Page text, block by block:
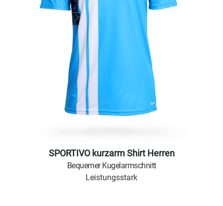
SPORTIVO kurzarm Shirt Herren
Bequemer Kugelarmschnitt
Leistungsstark